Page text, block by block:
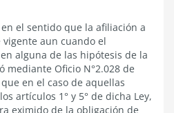
el sentido que la afiliación a
vigente aun cuando el
alguna de las hipótesis de la
mediante Oficio N°2.028 de
en el caso de aquellas
artículos 1° y 5° de dicha Ley,
eximido de la obligación de